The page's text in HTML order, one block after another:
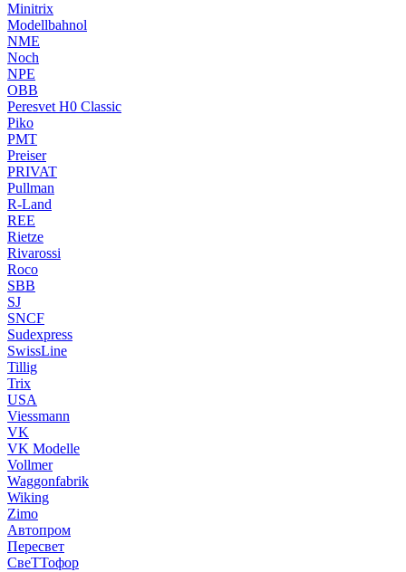
Minitrix
Modellbahnol
NME
Noch
NPE
OBB
Peresvet H0 Classic
Piko
PMT
Preiser
PRIVAT
Pullman
R-Land
REE
Rietze
Rivarossi
Roco
SBB
SJ
SNCF
Sudexpress
SwissLine
Tillig
Trix
USA
Viessmann
VK
VK Modelle
Vollmer
Waggonfabrik
Wiking
Zimo
Автопром
Пересвет
СвеТТофор